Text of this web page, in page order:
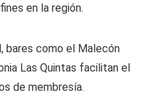
en la región.
bares como el Malecón
Las Quintas facilitan el
de membresía.